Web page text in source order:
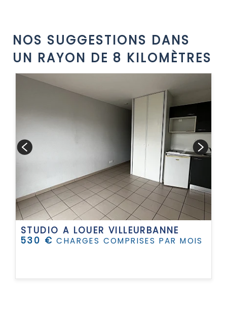
NOS SUGGESTIONS DANS
UN RAYON DE 8 KILOMÈTRES
STUDIO A LOUER VILLEURBANNE
530 €CHARGES COMPRISES PAR MOIS